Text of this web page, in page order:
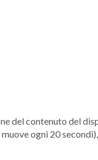
del contenuto del
ogni 20